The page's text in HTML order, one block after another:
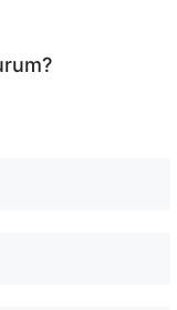
gerçekleştirebilirsiniz.